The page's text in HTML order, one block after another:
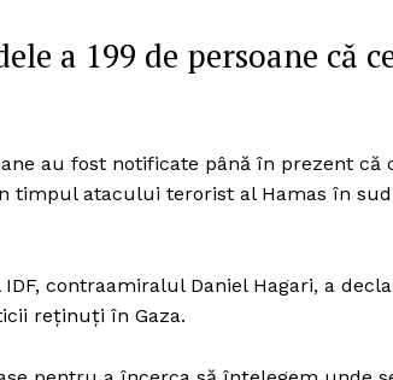
a 199 de persoane că
au fost notificate până în prezent
timpul atacului terorist al Hamas în
contraamiralul Daniel Hagari, a
reținuți în Gaza.